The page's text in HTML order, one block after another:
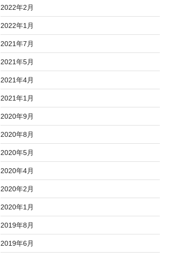
2022年2月
2022年1月
2021年7月
2021年5月
2021年4月
2021年1月
2020年9月
2020年8月
2020年5月
2020年4月
2020年2月
2020年1月
2019年8月
2019年6月